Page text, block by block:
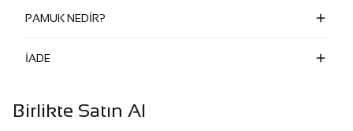
PAMUK NEDİR?
İADE
Birlikte Satın Al